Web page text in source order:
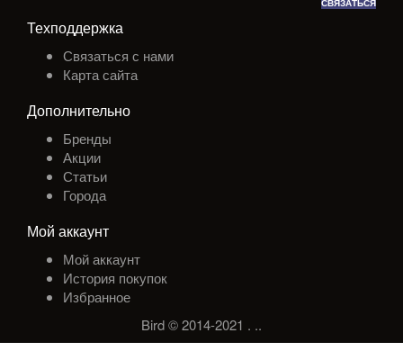
СВЯЗАТЬСЯ
Техподдержка
Связаться с нами
Карта сайта
Дополнительно
Бренды
Акции
Статьи
Города
Мой аккаунт
Мой аккаунт
История покупок
Избранное
Bird © 2014-2021 . ..